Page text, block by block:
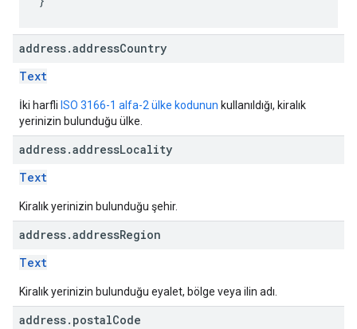
address.addressCountry
Text
İki harfli ISO 3166-1 alfa-2 ülke kodunun kullanıldığı, kiralık
yerinizin bulunduğu ülke.
address.addressLocality
Text
Kiralık yerinizin bulunduğu şehir.
address.addressRegion
Text
Kiralık yerinizin bulunduğu eyalet, bölge veya ilin adı.
address. postalCode